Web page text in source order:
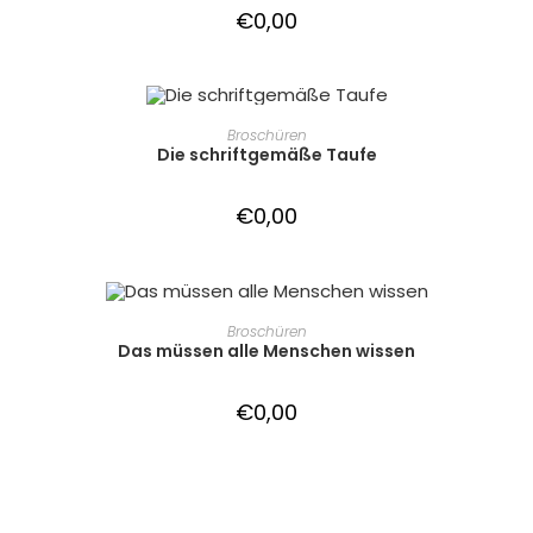
€0,00
IN DEN WARENKORB
Broschüren
Die schriftgemäße Taufe
€0,00
IN DEN WARENKORB
Broschüren
Das müssen alle Menschen wissen
€0,00